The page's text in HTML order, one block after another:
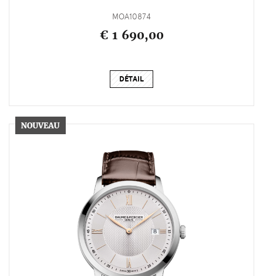
MOA10874
€ 1 690,00
DÉTAIL